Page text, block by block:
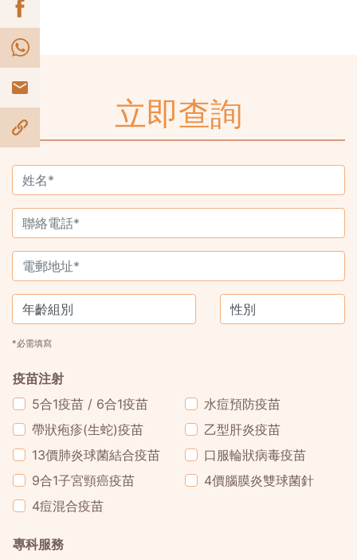
立即查詢
*必需填寫
疫苗注射
5合1疫苗 / 6合1疫苗
水痘預防疫苗
帶狀疱疹(生蛇)疫苗
乙型肝炎疫苗
13價肺炎球菌結合疫苗
口服輪狀病毒疫苗
9合1子宮頸癌疫苗
4價腦膜炎雙球菌針
4痘混合疫苗
專科服務